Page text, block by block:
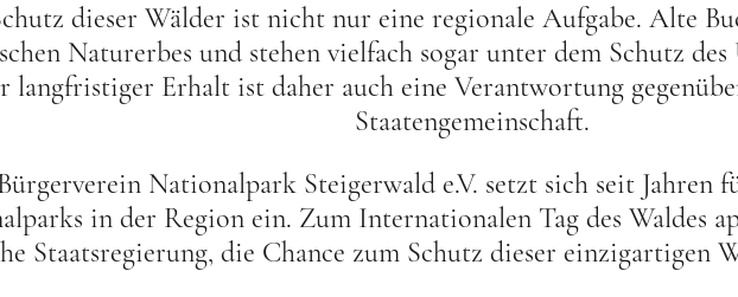
dieser Wälder ist nicht nur eine regionale Aufgabe. Alte
Naturerbes und stehen vielfach sogar unter dem Schutz
langfristiger Erhalt ist daher auch eine Verantwortung
Staatengemeinschaft.
Nationalpark Steigerwald e.V. setzt sich seit Jahren
in der Region ein. Zum Internationalen Tag des Waldes
Staatsregierung, die Chance zum Schutz dieser einzigartigen